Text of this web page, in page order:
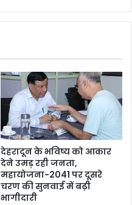
देहरादून के भविष्य को आकार
देने उमड़ रही जनता,
महायोजना-2041 पर दूसरे
चरण की सुनवाई में बढ़ी
भागीदारी